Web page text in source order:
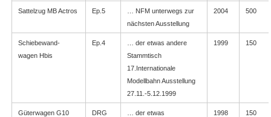
Sattelzug MB Actros Ep.5
… NFM unterwegs zur
nächsten Ausstellung
2004 500
Schiebewand-
wagen Hbis
Ep.4
… der etwas andere
Stammtisch
17.Internationale
Modellbahn Ausstellung
27.11.-5.12.1999
1999 150
Güterwagen G10
DRG
… der etwas
1998 150